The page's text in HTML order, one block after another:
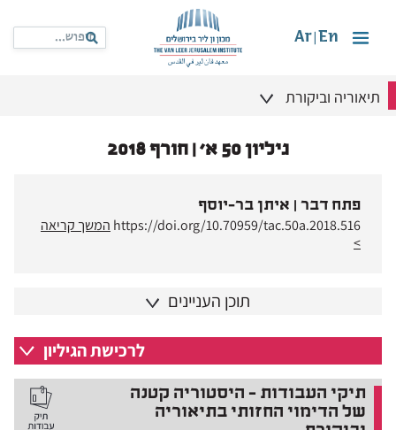
En
Ar
תיאוריה וביקורת
גיליון 50 א' | חורף 2018
פתח דבר | איתן בר-יוסף
https://doi.org/10.70959/tac.50a.2018.516 המשך קריאה
>
תוכן העניינים
לרכישת הגיליון
תיקי העבודות – היסטוריה קטנה
של הדימוי החזותי בתיאוריה